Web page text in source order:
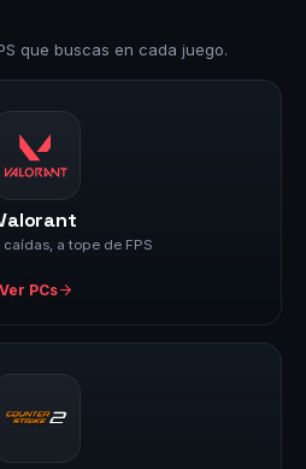
que buscas en cada juego.
a tope de FPS
Ver PCs